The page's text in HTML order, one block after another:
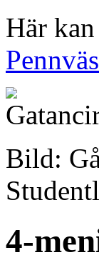
Här
Bild:
4-